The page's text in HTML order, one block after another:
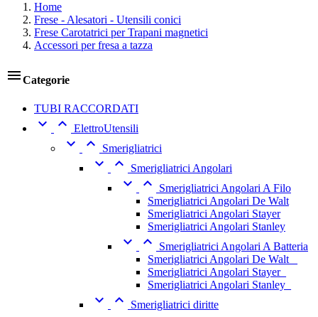
Home
Frese - Alesatori - Utensili conici
Frese Carotatrici per Trapani magnetici
Accessori per fresa a tazza
Categorie
TUBI RACCORDATI
  ElettroUtensili
  Smerigliatrici
  Smerigliatrici Angolari
 
Smerigliatrici Angolari A Filo
Smerigliatrici Angolari De Walt
Smerigliatrici Angolari Stayer
Smerigliatrici Angolari Stanley
 
Smerigliatrici Angolari A Batteria
Smerigliatrici Angolari De Walt _
Smerigliatrici Angolari Stayer_
Smerigliatrici Angolari Stanley_
  Smerigliatrici diritte